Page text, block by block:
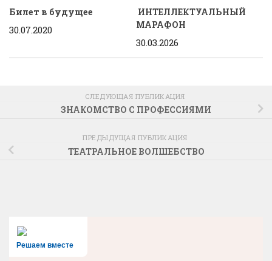
Билет в будущее
30.07.2020
ИНТЕЛЛЕКТУАЛЬНЫЙ
МАРАФОН
30.03.2026
СЛЕДУЮЩАЯ ПУБЛИКАЦИЯ
ЗНАКОМСТВО С ПРОФЕССИЯМИ
ПРЕДЫДУЩАЯ ПУБЛИКАЦИЯ
ТЕАТРАЛЬНОЕ ВОЛШЕБСТВО
Решаем вместе